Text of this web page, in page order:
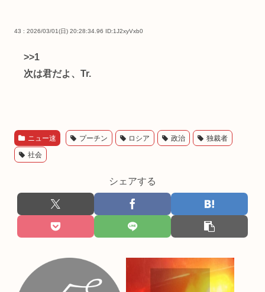
43 : 2026/03/01(日) 20:28:34.96 ID:1J2xyVxb0
>>1
次は君だよ、Tr.
ニュー速 プーチン ロシア 政治 独裁者
社会
シェアする